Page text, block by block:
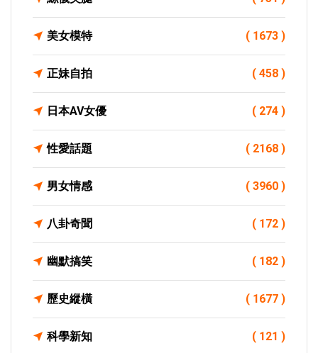
美女模特 ( 1673 )
正妹自拍 ( 458 )
日本AV女優 ( 274 )
性愛話題 ( 2168 )
男女情感 ( 3960 )
八卦奇聞 ( 172 )
幽默搞笑 ( 182 )
歷史縱橫 ( 1677 )
科學新知 ( 121 )